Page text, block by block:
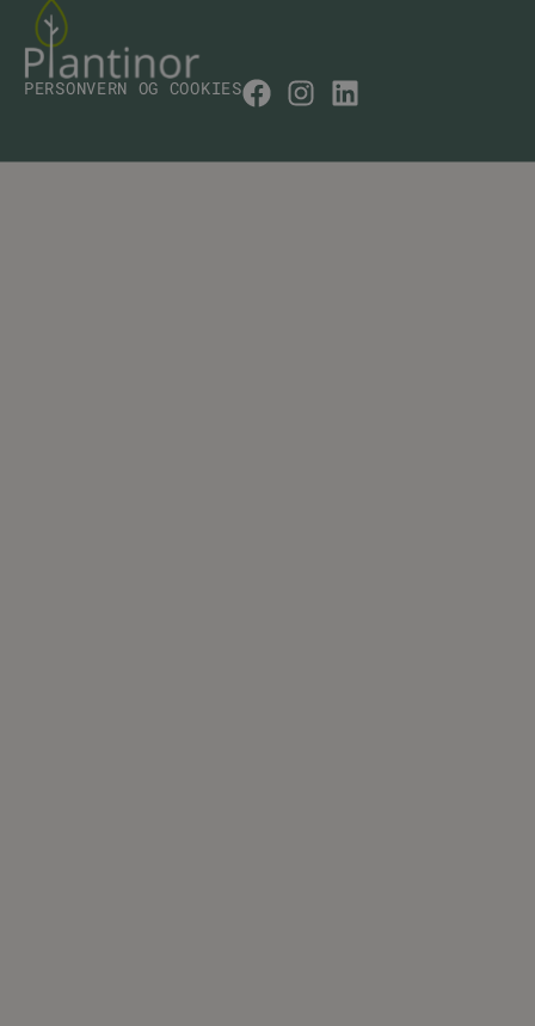
PERSONVERN OG COOKIES